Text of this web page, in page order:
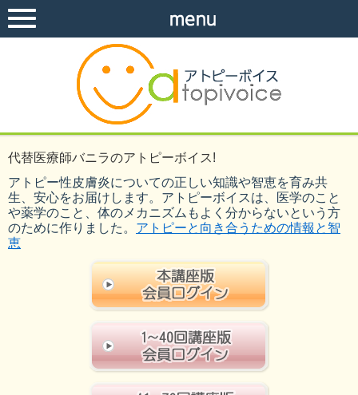
代替医療師バニラのアトピーボイス!
アトピー性皮膚炎についての正しい知識や智恵を育み共
生、安心をお届けします。アトピーボイスは、医学のこと
や薬学のこと、体のメカニズムもよく分からないという方
のために作りました。 アトピーと向き合うための情報と智
恵